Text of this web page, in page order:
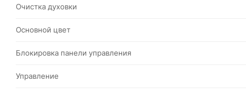
Очистка духовки
Основной цвет
Блокировка панели управления
Управление